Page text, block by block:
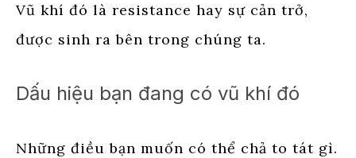
Vũ khí đó là resistance hay sự cản trở,
được sinh ra bên trong chúng ta.
Dấu hiệu bạn đang có vũ khí đó
Những điều bạn muốn có thể chả to tát gì.